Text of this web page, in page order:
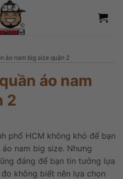
áo nam big size quận 2
áo nam
2
phố HCM không khó để bạn
nam big size. Nhưng
đáng để bạn tin tưởng lựa
không biết nên lựa chọn